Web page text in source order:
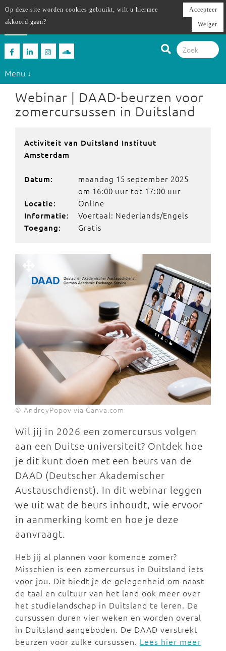
Menu ↓
Webinar | DAAD-beurzen voor
zomercursussen in Duitsland
Activiteit van Duitsland Instituut
Amsterdam
Datum:
maandag 15 september 2025
om 16:00 uur tot 17:00 uur
Locatie: Online
Informatie: Voertaal: Nederlands/Engels
Toegang: Gratis
© AndreyPopov via Canva.com
Wil jij in 2026 een zomercursus volgen
aan een Duitse universiteit? Ontdek hoe
je dit kunt doen met een beurs van de
DAAD (Deutscher Akademischer
Austauschdienst). In dit webinar leggen
we uit wat de beurs inhoudt, wie ervoor
in aanmerking komt en hoe je deze
aanvraagt.
Heb jij al plannen voor komende zomer?
Misschien is een zomercursus in Duitsland iets
voor jou. Dit biedt je de gelegenheid om naast
de taal en cultuur van het land ook meer over
het studielandschap in Duitsland te leren. De
cursussen duren vier weken en worden overal
in Duitsland aangeboden. De DAAD verstrekt
beurzen voor zulke cursussen. Lees hier meer
Op deze site worden cookies gebruikt, wilt u hiermee
akkoord gaan?
Accepteer
Weiger